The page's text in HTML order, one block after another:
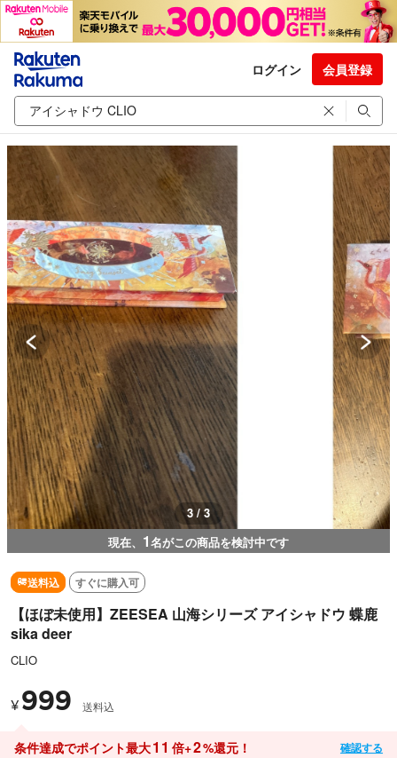
ログイン 会員登録
3 / 3
現在、 1名がこの商品を検討中です
送料込 すぐに購入可
【ほぼ未使用】ZEESEA 山海シリーズ アイシャドウ 蝶鹿
sika deer
CLIO
¥ 999 送料込
条件達成でポイント最大11 倍+2%還元！ 確認する